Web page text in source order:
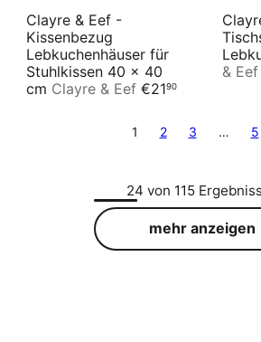
Clayre & Eef -
Kissenbezug
Lebkuchenhäuser für
Stuhlkissen 40 x 40
cm Clayre & Eef €2190
& Eef
1 2 3 … 5
24 von 115
mehr anzeigen